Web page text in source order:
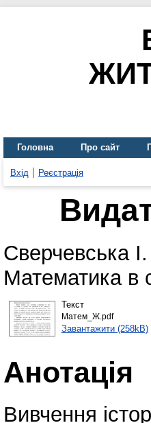
Головна Про сайт
Вхід Реєстрація
Сверчевська
Математика в
Текст
Матем_Ж.pdf
Завантажити (258kB)|
Анотація
Вивчення